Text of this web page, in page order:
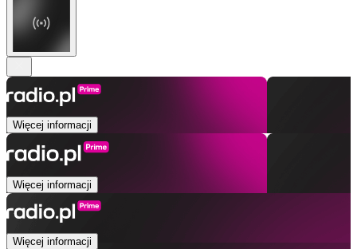
Więcej informacji
Więcej informacji
Więcej informacji